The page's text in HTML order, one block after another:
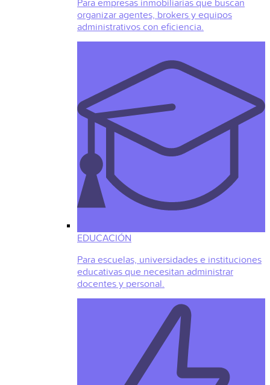
Para empresas inmobiliarias que buscan
organizar agentes, brokers y equipos
administrativos con eficiencia.
EDUCACIÓN
Para escuelas, universidades e instituciones
educativas que necesitan administrar
docentes y personal.